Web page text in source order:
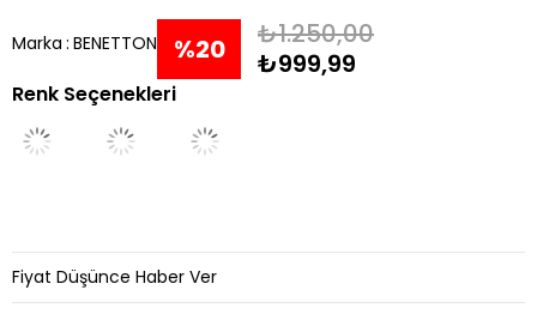
Marka : BENETTON %20
İndirim
₺1.250,00
₺999,99
Renk Seçenekleri
Fiyat Düşünce Haber Ver